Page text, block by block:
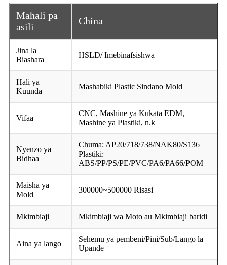
Mahali pa
asili
China
Jina la
Biashara
HSLD/ Imebinafsishwa
Hali ya
Kuunda
Mashabiki Plastic Sindano Mold
Vifaa
CNC, Mashine ya Kukata EDM,
Mashine ya Plastiki, n.k
Nyenzo ya
Bidhaa
Chuma: AP20/718/738/NAK80/S136
Plastiki:
ABS/PP/PS/PE/PVC/PA6/PA66/POM
Maisha ya
Mold
300000~500000 Risasi
Mkimbiaji Mkimbiaji wa Moto au Mkimbiaji baridi
Aina ya lango
Sehemu ya pembeni/Pini/Sub/Lango la
Upande